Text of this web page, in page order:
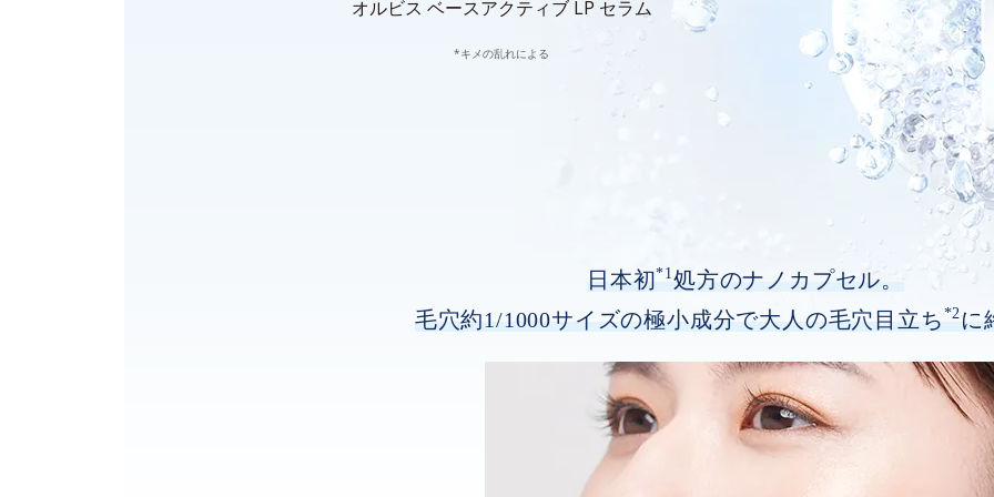
オルビス ベースアクティブ LP セラム
*キメの乱れによる
日本初*1処方のナノカプセル。
毛穴約1/1000サイズの極小成分で大人の毛穴目立ち*2に